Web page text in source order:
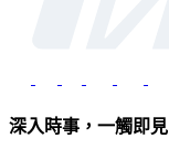
深入時事，一觸即見